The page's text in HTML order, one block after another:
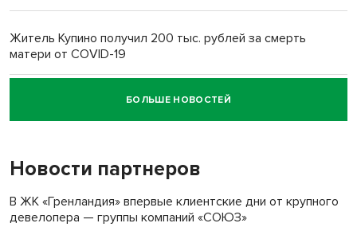
Житель Купино получил 200 тыс. рублей за смерть
матери от COVID-19
Новосибирский суд наказал водителя за смерть
пенсионерки на вокзале
БОЛЬШЕ НОВОСТЕЙ
Новости партнеров
В ЖК «Гренландия» впервые клиентские дни от крупного
девелопера — группы компаний «СОЮЗ»